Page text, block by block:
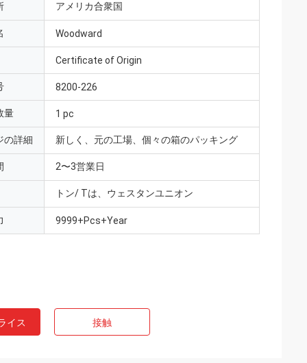
アメリカ合衆国
Woodward
Certificate of Origin
8200-226
量 1 pc
の詳細 新しく、元の工場、個々の箱のパッキング
2〜3営業日
トン/ Tは、ウェスタンユニオン
9999+Pcs+Year
イス 接触